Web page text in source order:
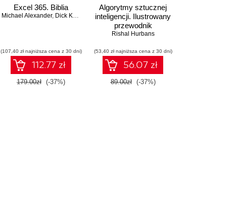
Excel 365. Biblia
Michael Alexander, Dick Kusleika
(107,40 zł najniższa cena z 30 dni)
112.77 zł
179.00zł (-37%)
Algorytmy sztucznej
inteligencji. Ilustrowany
przewodnik
Rishal Hurbans
(53,40 zł najniższa cena z 30 dni)
56.07 zł
89.00zł (-37%)